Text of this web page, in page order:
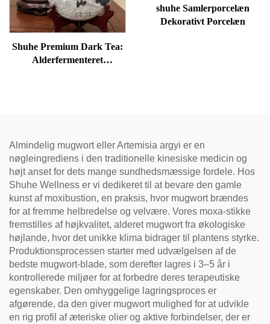
Shuhe Premium Dark Tea:
Alderfermenteret
shuhe Samlerporcelæn
Dekorativt Porcelæn
Almindelig mugwort eller Artemisia argyi er en
nøgleingrediens i den traditionelle kinesiske medicin og
højt anset for dets mange sundhedsmæssige fordele. Hos
Shuhe Wellness er vi dedikeret til at bevare den gamle
kunst af moxibustion, en praksis, hvor mugwort brændes
for at fremme helbredelse og velvære. Vores moxa-stikke
fremstilles af højkvalitet, alderet mugwort fra økologiske
højlande, hvor det unikke klima bidrager til plantens styrke.
Produktionsprocessen starter med udvælgelsen af de
bedste mugwort-blade, som derefter lagres i 3–5 år i
kontrollerede miljøer for at forbedre deres terapeutiske
egenskaber. Den omhyggelige lagringsproces er
afgørende, da den giver mugwort mulighed for at udvikle
en rig profil af æteriske olier og aktive forbindelser, der er